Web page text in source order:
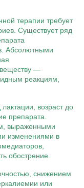
терапии требует
Существует ряд
Абсолютными
веществу —
реакциям,
возраст до
препарата.
выраженными
изменениями в
обострение.
снижением
или